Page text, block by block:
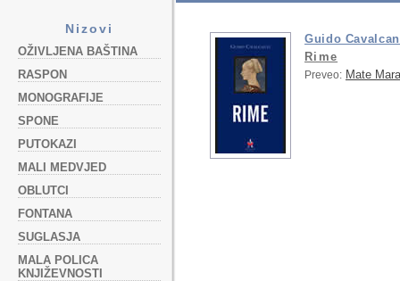
Nizovi
OŽIVLJENA BAŠTINA
RASPON
MONOGRAFIJE
SPONE
PUTOKAZI
MALI MEDVJED
OBLUTCI
FONTANA
SUGLASJA
MALA POLICA
KNJIŽEVNOSTI
Guido
Rime
Preveo: Mate